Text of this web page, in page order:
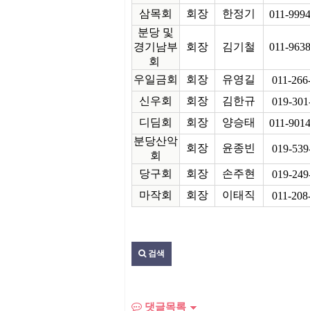
삼목회 회장 한정기
011-
분당 및
경기남부
회
회장 김기철 011-
우일금회 회장 유영길
011-
신우회
회장 김한규
019-
디딤회
회장 양승태
011-
분당산악
회
회장 윤종빈 019-
당구회 회장 손주현
019-
마작회
회장 이태직 011-
검색
댓글목록